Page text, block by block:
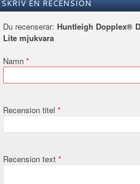
SKRIV EN RECENSION
Du recenserar: Huntleigh Dopplex®
Lite mjukvara
Namn
Recension titel
Recension text